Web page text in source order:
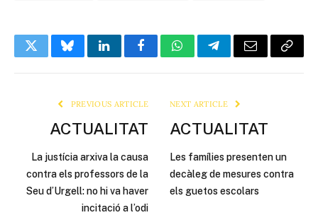
TwitterBlueskyLinkedInFacebookWhatsAppTelegramEmail Copy
PREVIOUS ARTICLE
ACTUALITAT
La justícia arxiva la causa
contra els professors de la
Seu d’Urgell: no hi va haver
incitació a l’odi
NEXT ARTICLE
ACTUALITAT
Les famílies presenten un
decàleg de mesures contra
els guetos escolars